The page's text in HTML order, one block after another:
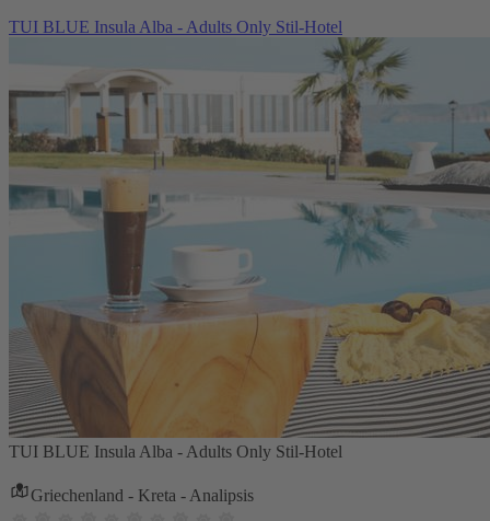
TUI BLUE Insula Alba - Adults Only Stil-Hotel
TUI BLUE Insula Alba - Adults Only Stil-Hotel
Griechenland - Kreta - Analipsis